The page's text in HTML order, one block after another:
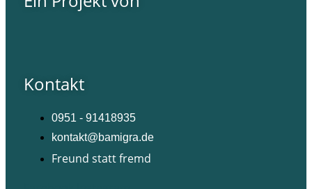
Kontakt
0951 - 91418935
kontakt@bamigra.de
Freund statt fremd